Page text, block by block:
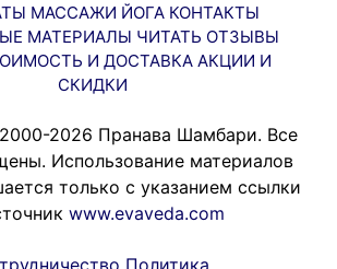
МАССАЖИ ЙОГА КОНТАКТЫ
МАТЕРИАЛЫ ЧИТАТЬ ОТЗЫВЫ
И ДОСТАВКА АКЦИИ И
СКИДКИ
2026 Пранава Шамбари. Все
Использование материалов
только с указанием ссылки
www.evaveda.com
Политика